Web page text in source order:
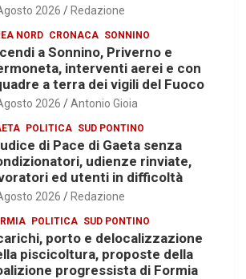
2026 Redazione
NORD CRONACA SONNINO
a Sonnino, Priverno e
interventi aerei e con
a terra dei vigili del Fuoco
2026 Antonio Gioia
POLITICA SUD PONTINO
di Pace di Gaeta senza
udienze rinviate,
ed utenti in difficoltà
2026 Redazione
POLITICA SUD PONTINO
porto e delocalizzazione
piscicoltura, proposte della
progressista di Formia